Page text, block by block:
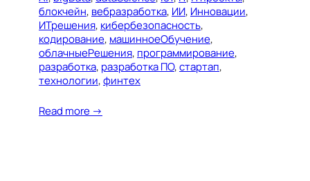
блокчейн, вебразработка, ИИ, Инновации
ИТрешения, кибербезопасность
кодирование, машинноеОбучение
облачныеРешения, программирование
разработка, разработка ПО, стартап
технологии, финтех
Read more →